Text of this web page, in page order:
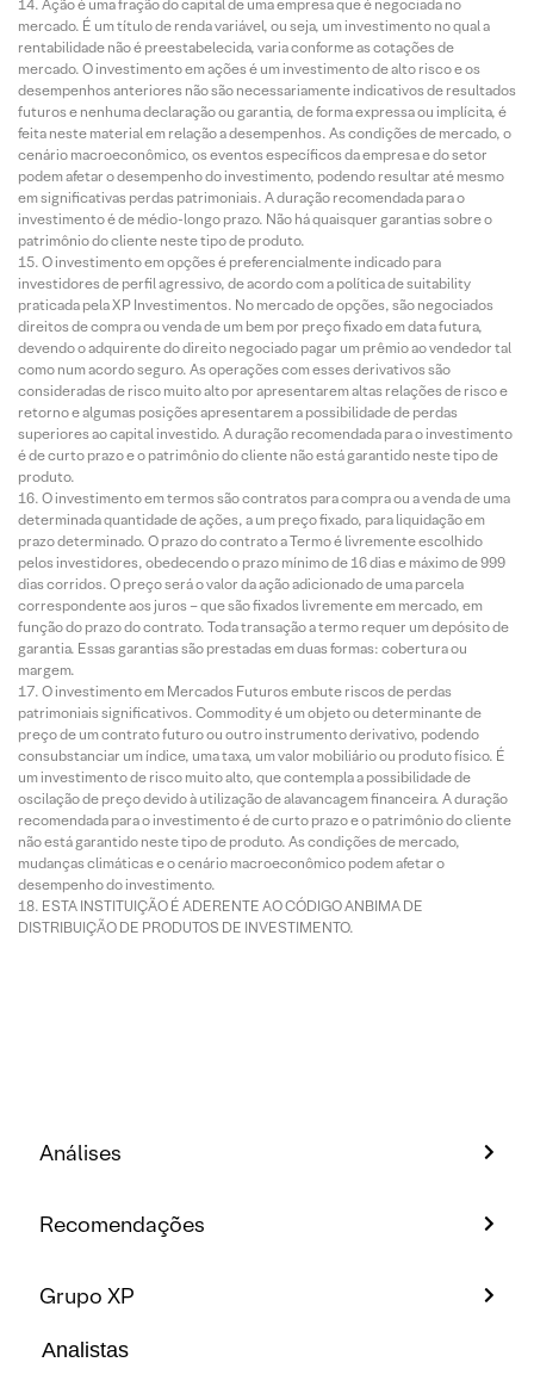
Ação é uma fração do capital de uma empresa que é negociada no
mercado. É um título de renda variável, ou seja, um investimento no qual a
rentabilidade não é preestabelecida, varia conforme as cotações de
mercado. O investimento em ações é um investimento de alto risco e os
desempenhos anteriores não são necessariamente indicativos de resultados
futuros e nenhuma declaração ou garantia, de forma expressa ou implícita, é
feita neste material em relação a desempenhos. As condições de mercado, o
cenário macroeconômico, os eventos específicos da empresa e do setor
podem afetar o desempenho do investimento, podendo resultar até mesmo
em significativas perdas patrimoniais. A duração recomendada para o
investimento é de médio-longo prazo. Não há quaisquer garantias sobre o
patrimônio do cliente neste tipo de produto.
O investimento em opções é preferencialmente indicado para
investidores de perfil agressivo, de acordo com a política de suitability
praticada pela XP Investimentos. No mercado de opções, são negociados
direitos de compra ou venda de um bem por preço fixado em data futura,
devendo o adquirente do direito negociado pagar um prêmio ao vendedor tal
como num acordo seguro. As operações com esses derivativos são
consideradas de risco muito alto por apresentarem altas relações de risco e
retorno e algumas posições apresentarem a possibilidade de perdas
superiores ao capital investido. A duração recomendada para o investimento
é de curto prazo e o patrimônio do cliente não está garantido neste tipo de
produto.
O investimento em termos são contratos para compra ou a venda de uma
determinada quantidade de ações, a um preço fixado, para liquidação em
prazo determinado. O prazo do contrato a Termo é livremente escolhido
pelos investidores, obedecendo o prazo mínimo de 16 dias e máximo de 999
dias corridos. O preço será o valor da ação adicionado de uma parcela
correspondente aos juros – que são fixados livremente em mercado, em
função do prazo do contrato. Toda transação a termo requer um depósito de
garantia. Essas garantias são prestadas em duas formas: cobertura ou
margem.
O investimento em Mercados Futuros embute riscos de perdas
patrimoniais significativos. Commodity é um objeto ou determinante de
preço de um contrato futuro ou outro instrumento derivativo, podendo
consubstanciar um índice, uma taxa, um valor mobiliário ou produto físico. É
um investimento de risco muito alto, que contempla a possibilidade de
oscilação de preço devido à utilização de alavancagem financeira. A duração
recomendada para o investimento é de curto prazo e o patrimônio do cliente
não está garantido neste tipo de produto. As condições de mercado,
mudanças climáticas e o cenário macroeconômico podem afetar o
desempenho do investimento.
ESTA INSTITUIÇÃO É ADERENTE AO CÓDIGO ANBIMA DE
DISTRIBUIÇÃO DE PRODUTOS DE INVESTIMENTO.
Análises
Recomendações
Grupo XP
Analistas